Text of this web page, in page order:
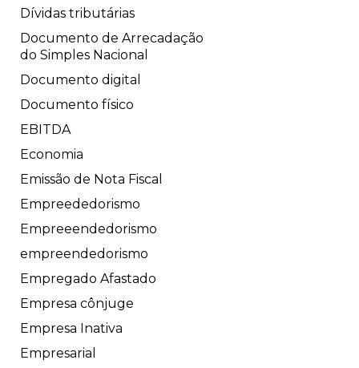
Dívidas tributárias
Documento de Arrecadação
do Simples Nacional
Documento digital
Documento físico
EBITDA
Economia
Emissão de Nota Fiscal
Empreededorismo
Empreeendedorismo
empreendedorismo
Empregado Afastado
Empresa cônjuge
Empresa Inativa
Empresarial